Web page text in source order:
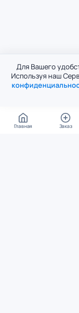
Для Вашего
Используя наш
Главная Заказ